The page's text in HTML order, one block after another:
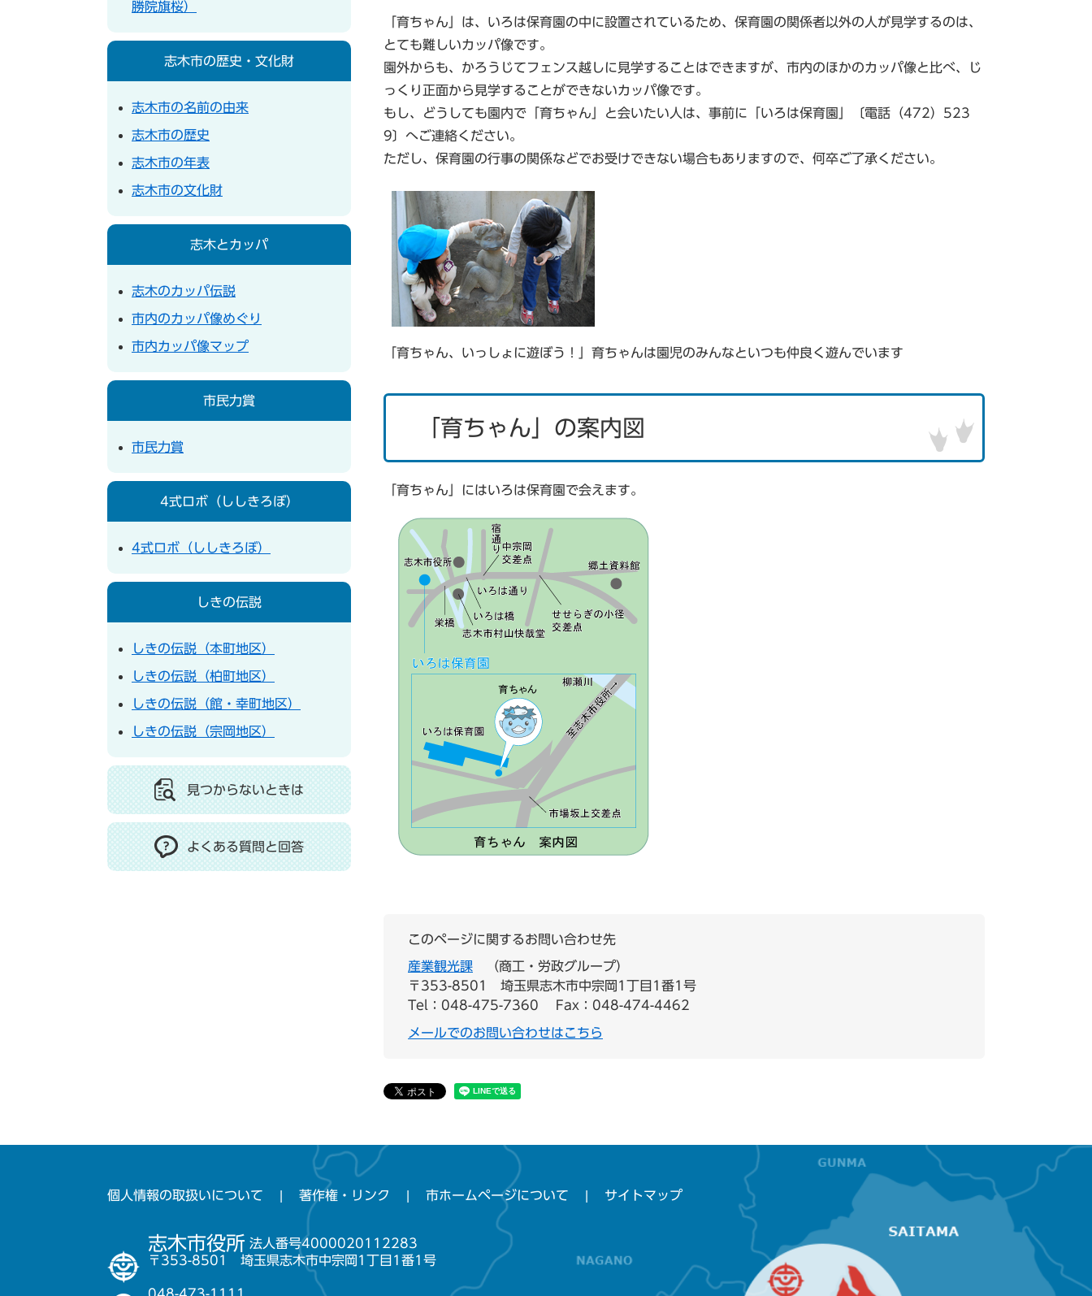
「育ちゃん」は、いろは保育園の中に設置されているため、保育園の関係者以外の人が見学するのは、
とても難しいカッパ像です。
園外からも、かろうじてフェンス越しに見学することはできますが、市内のほかのカッパ像と比べ、じ
っくり正面から見学することができないカッパ像です。
もし、どうしても園内で「育ちゃん」と会いたい人は、事前に「いろは保育園」〔電話（472）523
9〕へご連絡ください。
ただし、保育園の行事の関係などでお受けできない場合もありますので、何卒ご了承ください。
「育ちゃん、いっしょに遊ぼう！」育ちゃんは園児のみんなといつも仲良く遊んでいます
「育ちゃん」の案内図
「育ちゃん」にはいろは保育園で会えます。
このページに関するお問い合わせ先
産業観光課
商工・労政グループ
〒353-8501
埼玉県志木市中宗岡1丁目1番1号
Tel：048-475-7360
Fax：048-474-4462
メールでのお問い合わせはこちら
勝院旗桜）
志木市の歴史・文化財
志木市の名前の由来
志木市の歴史
志木市の年表
志木市の文化財
志木とカッパ
志木のカッパ伝説
市内のカッパ像めぐり
市内カッパ像マップ
市民力賞
市民力賞
4式ロボ（ししきろぼ）
4式ロボ（ししきろぼ）
しきの伝説
しきの伝説（本町地区）
しきの伝説（柏町地区）
しきの伝説（館・幸町地区）
しきの伝説（宗岡地区）
見つからないときは
よくある質問と回答
個人情報の取扱いについて 著作権・リンク 市ホームページについて サイトマップ
志木市役所 法人番号4000020112283
〒353-8501 埼玉県志木市中宗岡1丁目1番1号